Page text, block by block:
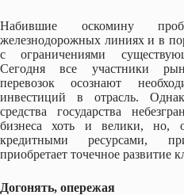
Набившие оскомину
железнодорожных линиях и в
с ограничениями
Сегодня все участники
перевозок осознают
инвестиций в отрасль.
средства государства
бизнеса хоть и велики, но,
кредитными ресурсами,
приобретает точечное развитие
Догонять, опережая